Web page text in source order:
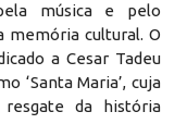
música e pelo
memória cultural. O
a Cesar Tadeu
‘Santa Maria’, cuja
da história